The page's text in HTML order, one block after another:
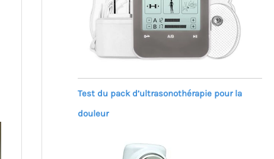
Test du pack d’ultrasonothérapie pour la
douleur